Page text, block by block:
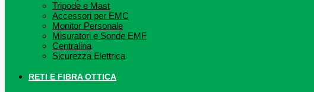
Tripode e Mast
Accessori per EMC
Monitor Personale
Misuratori e Sonde EMF
Centralina
Sicurezza Elettrica
RETI E FIBRA OTTICA